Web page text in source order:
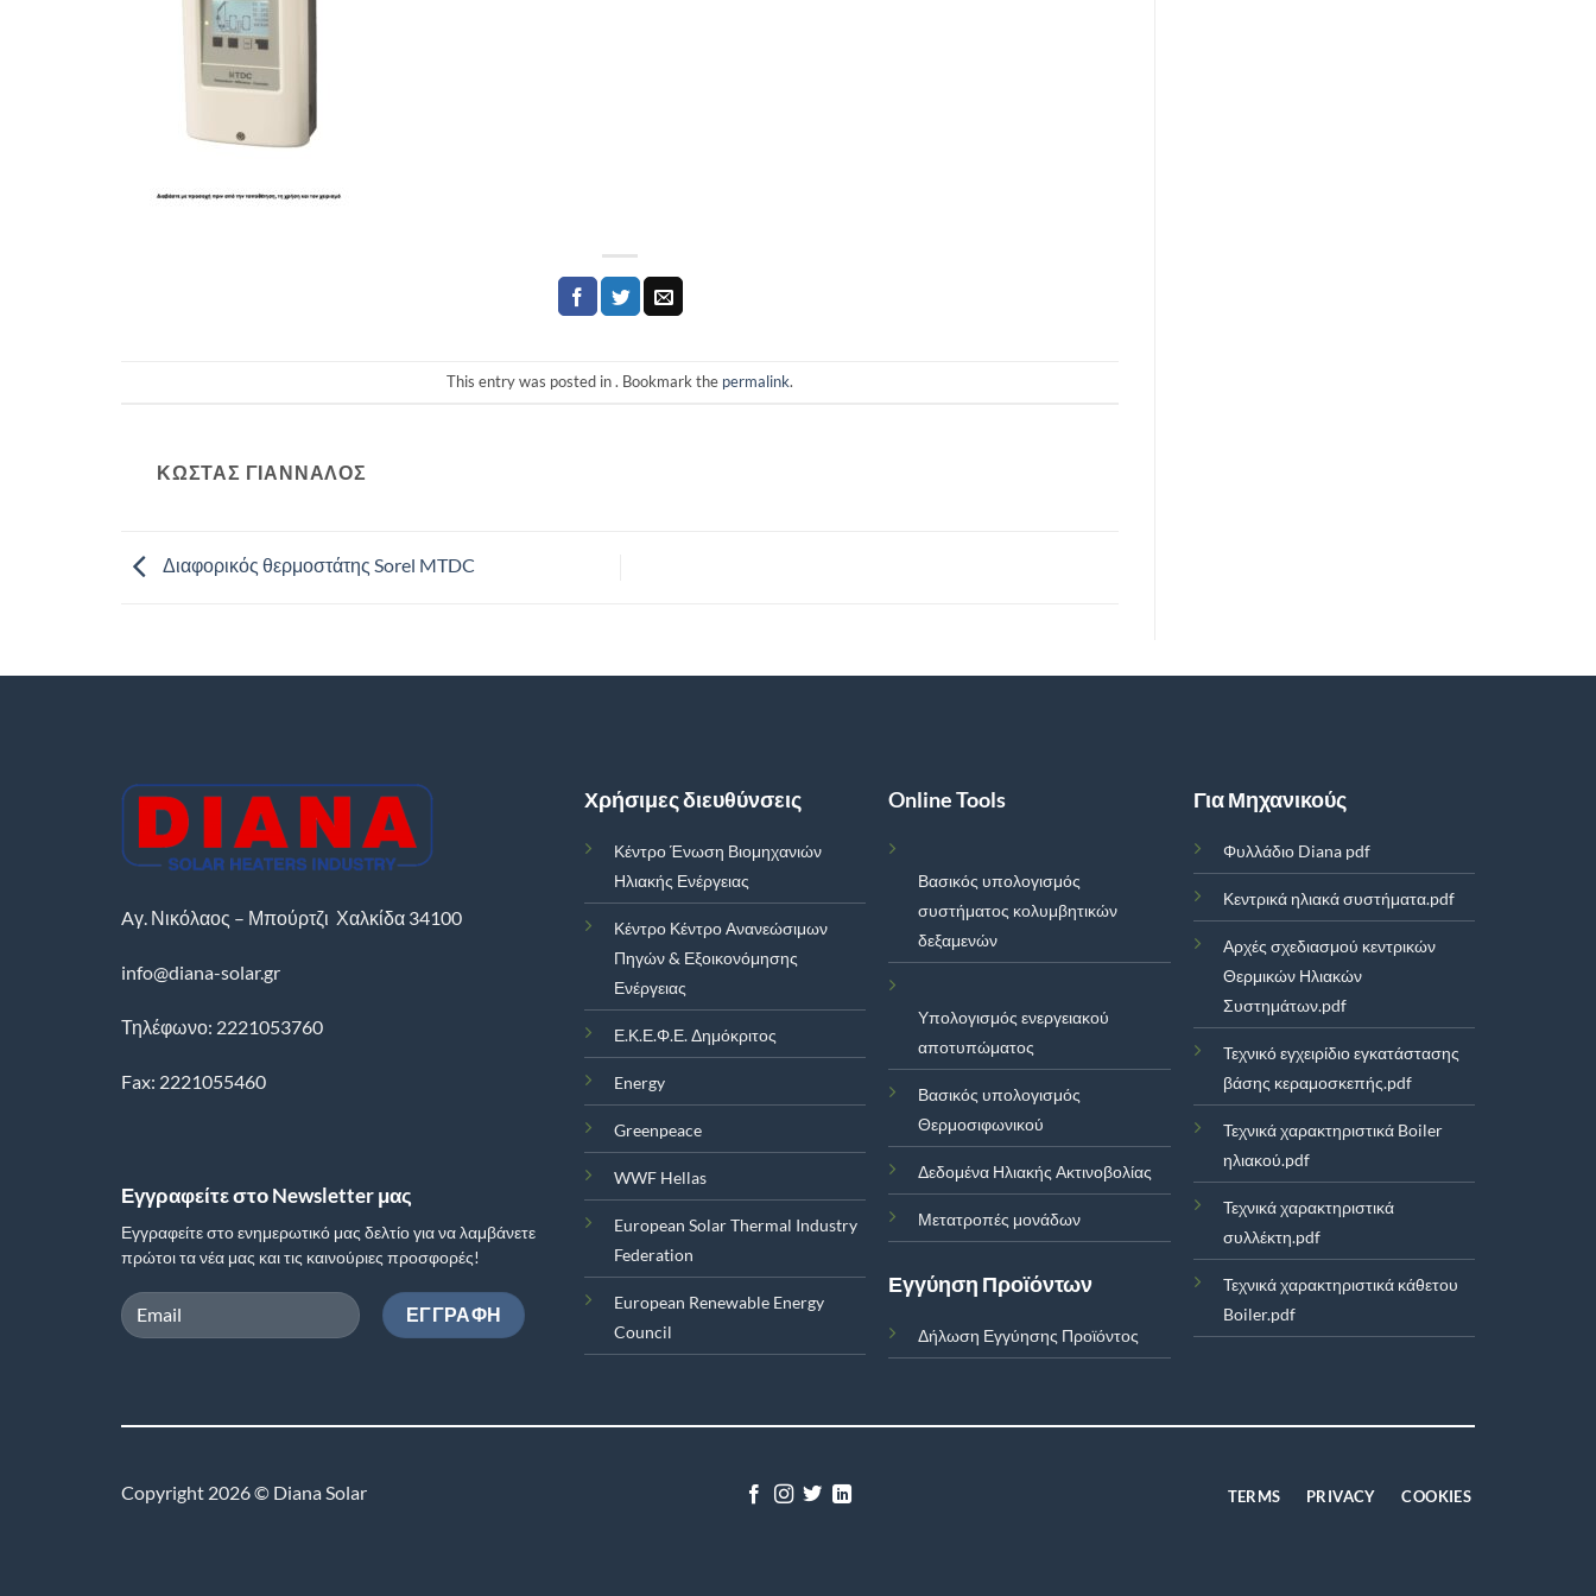
This entry was posted in . Bookmark the permalink.
ΚΏΣΤΑΣ ΓΙΆΝΝΑΛΟΣ
Διαφορικός θερμοστάτης Sorel MTDC
Aγ. Νικόλαος – Μπούρτζι Χαλκίδα 34100
info@diana-solar.gr
Τηλέφωνο: 2221053760
Fax: 2221055460
Εγγραφείτε στο Newsletter μας
Εγγραφείτε στο ενημερωτικό μας δελτίο για να λαμβάνετε
πρώτοι τα νέα μας και τις καινούριες προσφορές!
Χρήσιμες διευθύνσεις
Κέντρο Ένωση Βιομηχανιών
Ηλιακής Ενέργειας
Κέντρο Κέντρο Ανανεώσιμων
Πηγών & Εξοικονόμησης
Ενέργειας
Ε.Κ.Ε.Φ.Ε. Δημόκριτος
Energy
Greenpeace
WWF Hellas
European Solar Thermal Industry
Federation
European Renewable Energy
Council
Online Tools
Βασικός υπολογισμός
συστήματος κολυμβητικών
δεξαμενών
Υπολογισμός ενεργειακού
αποτυπώματος
Βασικός υπολογισμός
Θερμοσιφωνικού
Δεδομένα Ηλιακής Ακτινοβολίας
Μετατροπές μονάδων
Εγγύηση Προϊόντων
Δήλωση Εγγύησης Προϊόντος
Για Μηχανικούς
Φυλλάδιο Diana pdf
Κεντρικά ηλιακά συστήματα.pdf
Αρχές σχεδιασμού κεντρικών
Θερμικών Ηλιακών
Συστημάτων.pdf
Τεχνικό εγχειρίδιο εγκατάστασης
βάσης κεραμοσκεπής.pdf
Τεχνικά χαρακτηριστικά Boiler
ηλιακού.pdf
Τεχνικά χαρακτηριστικά
συλλέκτη.pdf
Τεχνικά χαρακτηριστικά κάθετου
Boiler.pdf
Copyright 2026 © Diana Solar TERMS PRIVACY COOKIES